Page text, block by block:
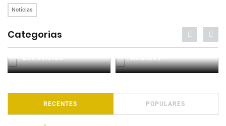
Notícias
Categorias
Entrevistas Análises
RECENTES POPULARES